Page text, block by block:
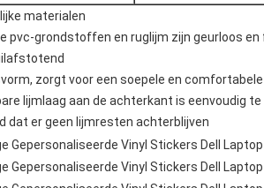
materialen
pvc-grondstoffen en ruglijm zijn geurloos
zorgt voor een soepele en
lijmlaag aan de achterkant is eenvoudig
dat er geen lijmresten achterblijven